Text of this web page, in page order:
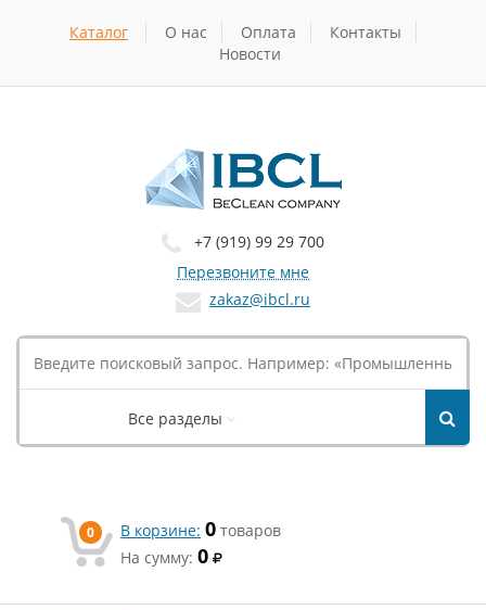
Каталог О нас Оплата
Контакты
Новости
+7 (919) 99 29 700
Перезвоните мне
zakaz@ibcl.ru
Все разделы
0 В корзине: 0 товаров
На сумму: 0